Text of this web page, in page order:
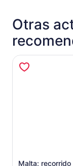
Otras
Malta: recorrido